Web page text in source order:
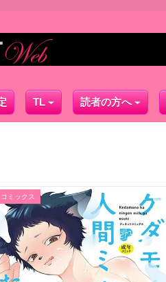
TL 読者の方へ
コミックス